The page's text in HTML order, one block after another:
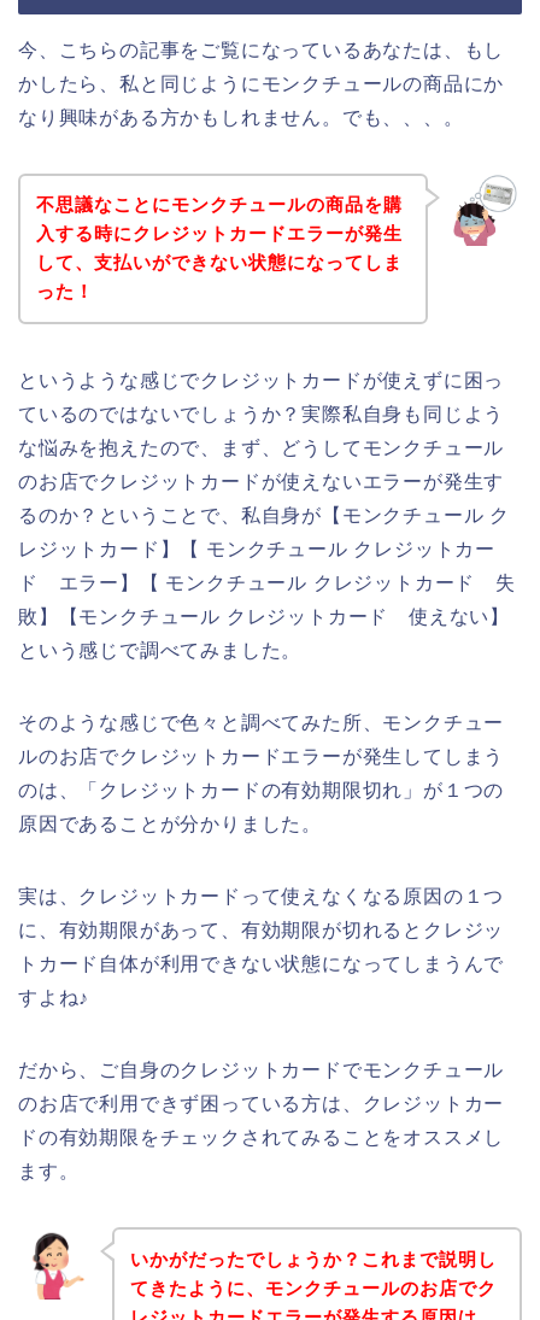
今、こちらの記事をご覧になっているあなたは、もし
かしたら、私と同じようにモンクチュールの商品にか
なり興味がある方かもしれません。でも、、、。
不思議なことにモンクチュールの商品を購
入する時にクレジットカードエラーが発生
して、支払いができない状態になってしま
った！
というような感じでクレジットカードが使えずに困っ
ているのではないでしょうか？実際私自身も同じよう
な悩みを抱えたので、まず、どうしてモンクチュール
のお店でクレジットカードが使えないエラーが発生す
るのか？ということで、私自身が【モンクチュール ク
レジットカード】【 モンクチュール クレジットカー
ド エラー】【 モンクチュール クレジットカード 失
敗】【モンクチュール クレジットカード 使えない】
という感じで調べてみました。
そのような感じで色々と調べてみた所、モンクチュー
ルのお店でクレジットカードエラーが発生してしまう
のは、「クレジットカードの有効期限切れ」が１つの
原因であることが分かりました。
実は、クレジットカードって使えなくなる原因の１つ
に、有効期限があって、有効期限が切れるとクレジッ
トカード自体が利用できない状態になってしまうんで
すよね♪
だから、ご自身のクレジットカードでモンクチュール
のお店で利用できず困っている方は、クレジットカー
ドの有効期限をチェックされてみることをオススメし
ます。
いかがだったでしょうか？これまで説明し
てきたように、モンクチュールのお店でク